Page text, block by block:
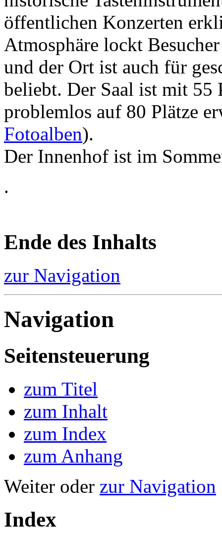
öffentlichen Konzerten
Atmosphäre lockt
und der Ort ist auch für
beliebt. Der Saal ist mit 55
problemlos auf 80 Plätze
Fotoalben).
Der Innenhof ist im
.
Ende des Inhalts
zur Navigation
Navigation
Seitensteuerung
zum Titel
zum Inhalt
zum Index
zum Anhang
Weiter oder zur Navigation
Index